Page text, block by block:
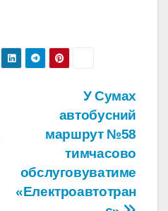
У Сумах
автобусний
маршрут №58
тимчасово
обслуговуватиме
«Електроавтотран